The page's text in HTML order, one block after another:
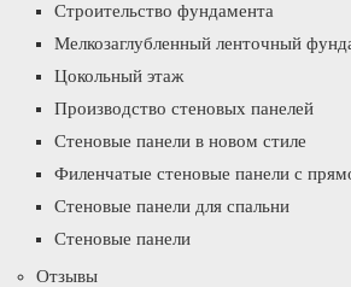
Строительство фундамента
Мелкозаглубленный ленточный
Цокольный этаж
Производство стеновых панелей
Стеновые панели в новом стиле
Филенчатые стеновые панели с
Стеновые панели для спальни
Стеновые панели
Отзывы